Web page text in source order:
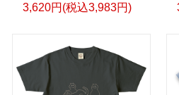
3,620円(税込3,983円)